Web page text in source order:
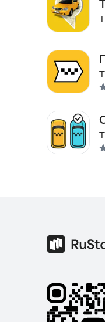
Главное
выгодными
только от